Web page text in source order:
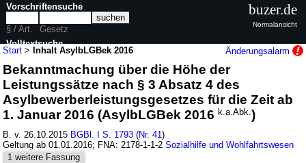
Start >Inhalt AsylbLGBek 2016 Änderungsalarm
Bekanntmachung über die Höhe der
Leistungssätze nach § 3 Absatz 4 des
Asylbewerberleistungsgesetzes für die Zeit ab
1. Januar 2016 (AsylbLGBek 2016k.a.Abk.)
B. v. 26.10.2015 BGBl. I S. 1793 (Nr. 41)
Geltung ab 01.01.2016; FNA: 2178-1-1-2Sozialhilfe und Wohlfahrtswesen
1 weitere Fassung
Vorschriftensuche
§ / Art.
Gesetz
Volltextsuche
nur in AsylbLGBek 2016
buzer.de
Normalansicht